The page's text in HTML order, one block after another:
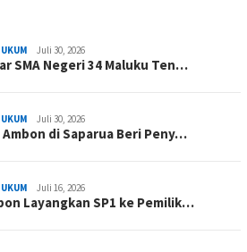
Juli 30, 2026
SMA Negeri 34 Maluku Ten…
Juli 30, 2026
Ambon di Saparua Beri Peny…
Juli 16, 2026
Layangkan SP1 ke Pemilik…